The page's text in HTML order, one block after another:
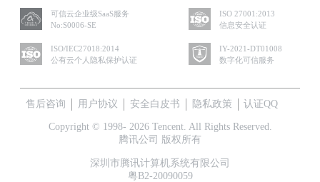
可信云企业级SaaS服务
No:S0006-SE
ISO 27001:2013
信息安全认证
ISO/IEC27018:2014
公有云个人隐私保护认证
IY-2021-DT01008
数字化可信服务
售后咨询 用户协议 安全白皮书 隐私政策 认证QQ
Copyright © 1998- 2026 Tencent. All Rights Reserved.
腾讯公司 版权所有
深圳市腾讯计算机系统有限公司
粤B2-20090059